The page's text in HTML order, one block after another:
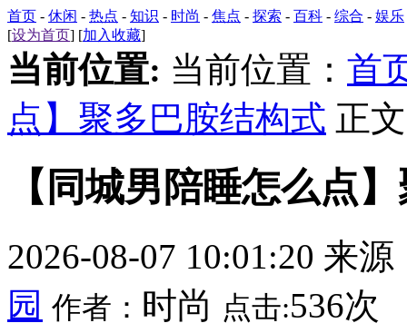
首页 - 休闲 - 热点 - 知识 - 时尚 - 焦点 - 探索 - 百科 - 综合 - 娱乐
[设为首页] [加入收藏]
当前位置: 当前位置： 首
点】聚多巴胺结构式 正文
【同城男陪睡怎么点
2026-08-07 10:01:20 来源
园 作者： 时尚 点击:536次